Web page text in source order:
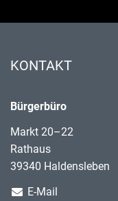
KONTAKT
Bürgerbüro
Markt 20–22
Rathaus
39340 Haldensleben
E-Mail